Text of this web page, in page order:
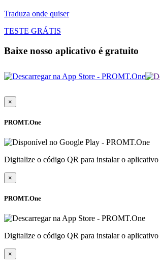
Traduza onde quiser
TESTE GRÁTIS
Baixe nosso aplicativo é gratuito
×
PROMT.One
Digitalize o código QR para instalar o aplicativo
×
PROMT.One
Digitalize o código QR para instalar o aplicativo
×